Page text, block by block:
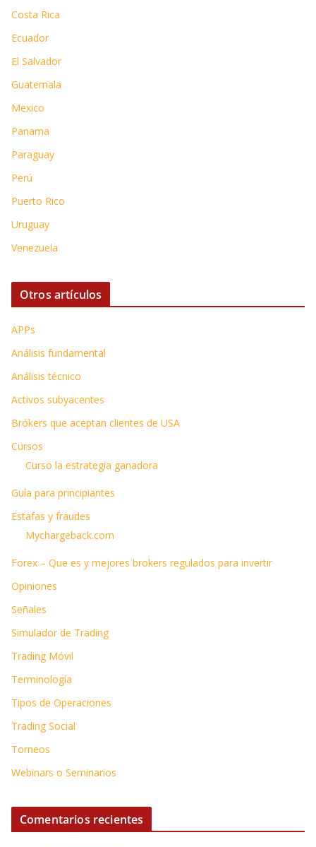
Costa Rica
Ecuador
El Salvador
Guatemala
Mexico
Panama
Paraguay
Perú
Puerto Rico
Uruguay
Venezuela
Otros artículos
APPs
Análisis fundamental
Análisis técnico
Activos subyacentes
Brókers que aceptan clientes de USA
Cursos
Curso la estrategia ganadora
Guía para principiantes
Estafas y fraudes
Mychargeback.com
Forex – Que es y mejores brokers regulados para invertir
Opiniones
Señales
Simulador de Trading
Trading Móvil
Terminología
Tipos de Operaciones
Trading Social
Torneos
Webinars o Seminarios
Comentarios recientes